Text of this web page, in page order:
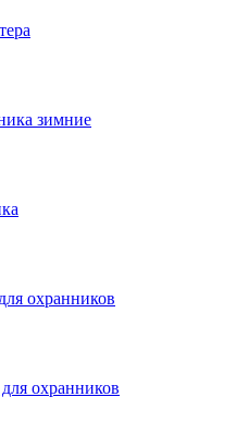
зимние
охранников
охранников